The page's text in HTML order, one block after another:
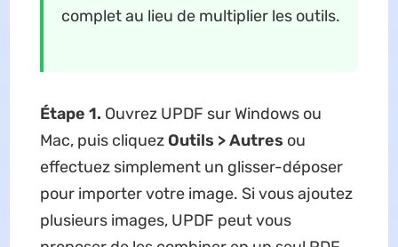
complet au lieu de multiplier les outils.
Étape 1. Ouvrez UPDF sur Windows ou
Mac, puis cliquez Outils > Autres ou
effectuez simplement un glisser-déposer
pour importer votre image. Si vous ajoutez
plusieurs images, UPDF peut vous